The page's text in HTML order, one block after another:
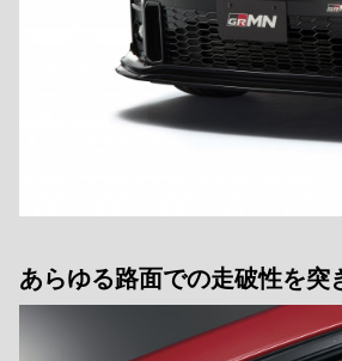
あらゆる路面での走破性を突